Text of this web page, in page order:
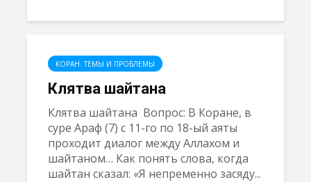
КОРАН. ТЕМЫ И ПРОБЛЕМЫ
Клятва шайтана
Клятва шайтана Вопрос: В Коране, в
суре Араф (7) с 11-го по 18-ый аяты
проходит диалог между Аллахом и
шайтаном… Как понять слова, когда
шайтан сказал: «Я непременно засяду...